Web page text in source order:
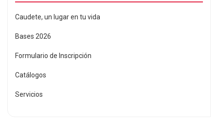
Caudete, un lugar en tu vida
Bases 2026
Formulario de Inscripción
Catálogos
Servicios